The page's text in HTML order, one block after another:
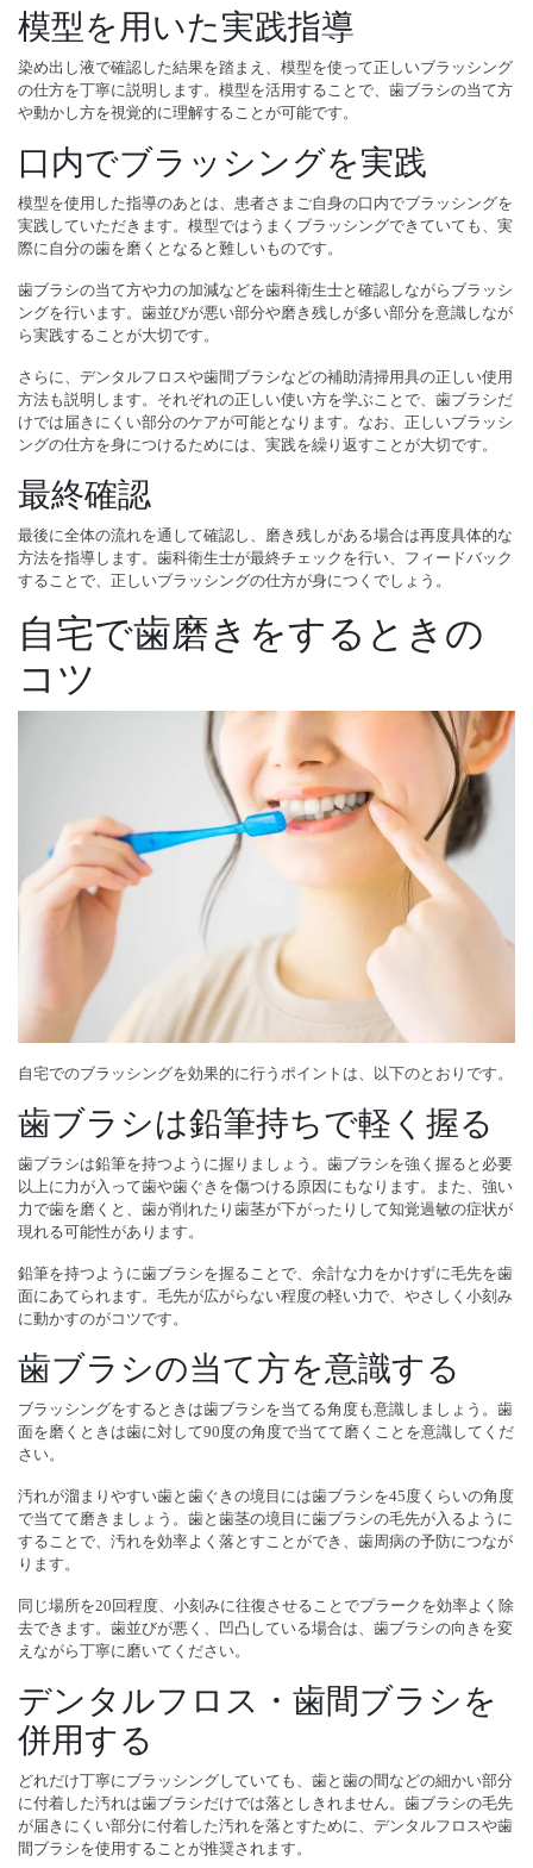
模型を用いた実践指導
染め出し液で確認した結果を踏まえ、模型を使って正しいブラッシング
の仕方を丁寧に説明します。模型を活用することで、歯ブラシの当て方
や動かし方を視覚的に理解することが可能です。
口内でブラッシングを実践
模型を使用した指導のあとは、患者さまご自身の口内でブラッシングを
実践していただきます。模型ではうまくブラッシングできていても、実
際に自分の歯を磨くとなると難しいものです。
歯ブラシの当て方や力の加減などを歯科衛生士と確認しながらブラッシ
ングを行います。歯並びが悪い部分や磨き残しが多い部分を意識しなが
ら実践することが大切です。
さらに、デンタルフロスや歯間ブラシなどの補助清掃用具の正しい使用
方法も説明します。それぞれの正しい使い方を学ぶことで、歯ブラシだ
けでは届きにくい部分のケアが可能となります。なお、正しいブラッシ
ングの仕方を身につけるためには、実践を繰り返すことが大切です。
最終確認
最後に全体の流れを通して確認し、磨き残しがある場合は再度具体的な
方法を指導します。歯科衛生士が最終チェックを行い、フィードバック
することで、正しいブラッシングの仕方が身につくでしょう。
自宅で歯磨きをするときの
コツ
自宅でのブラッシングを効果的に行うポイントは、以下のとおりです。
歯ブラシは鉛筆持ちで軽く握る
歯ブラシは鉛筆を持つように握りましょう。歯ブラシを強く握ると必要
以上に力が入って歯や歯ぐきを傷つける原因にもなります。また、強い
力で歯を磨くと、歯が削れたり歯茎が下がったりして知覚過敏の症状が
現れる可能性があります。
鉛筆を持つように歯ブラシを握ることで、余計な力をかけずに毛先を歯
面にあてられます。毛先が広がらない程度の軽い力で、やさしく小刻み
に動かすのがコツです。
歯ブラシの当て方を意識する
ブラッシングをするときは歯ブラシを当てる角度も意識しましょう。歯
面を磨くときは歯に対して90度の角度で当てて磨くことを意識してくだ
さい。
汚れが溜まりやすい歯と歯ぐきの境目には歯ブラシを45度くらいの角度
で当てて磨きましょう。歯と歯茎の境目に歯ブラシの毛先が入るように
することで、汚れを効率よく落とすことができ、歯周病の予防につなが
ります。
同じ場所を20回程度、小刻みに往復させることでプラークを効率よく除
去できます。歯並びが悪く、凹凸している場合は、歯ブラシの向きを変
えながら丁寧に磨いてください。
デンタルフロス・歯間ブラシを
併用する
どれだけ丁寧にブラッシングしていても、歯と歯の間などの細かい部分
に付着した汚れは歯ブラシだけでは落としきれません。歯ブラシの毛先
が届きにくい部分に付着した汚れを落とすために、デンタルフロスや歯
間ブラシを使用することが推奨されます。